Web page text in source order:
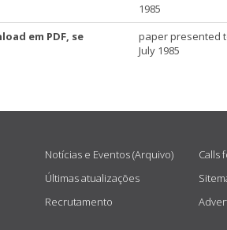
1985
em PDF, se
paper presented
July 1985
Notícias e Eventos (Arquivo)
Últimas atualizações
Recrutamento
Calls